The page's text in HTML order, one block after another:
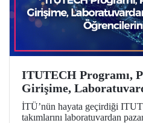
ITUTECH Programı,
Girişime,
Yolda Öğrencilerin
İTÜ’nün hayata geçirdiği
takımlarını laboratuvardan